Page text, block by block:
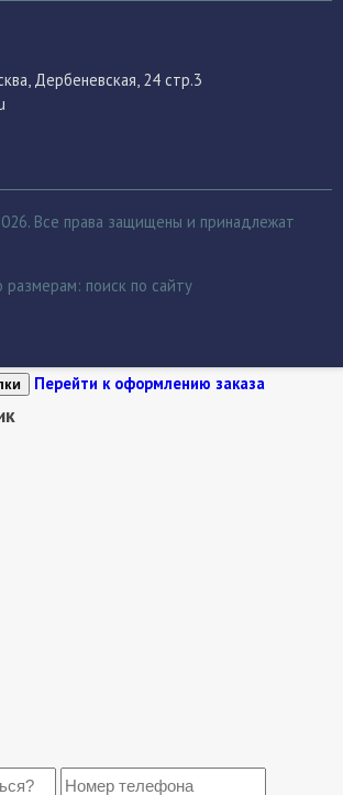
Дербеневская, 24 стр.3
Все права защищены и принадлежат
размерам: поиск по сайту
Перейти к оформлению заказа